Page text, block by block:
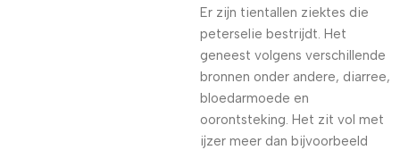
Er zijn tientallen ziektes die
peterselie bestrijdt. Het
geneest volgens verschillende
bronnen onder andere, diarree,
bloedarmoede en
oorontsteking. Het zit vol met
ijzer meer dan bijvoorbeeld